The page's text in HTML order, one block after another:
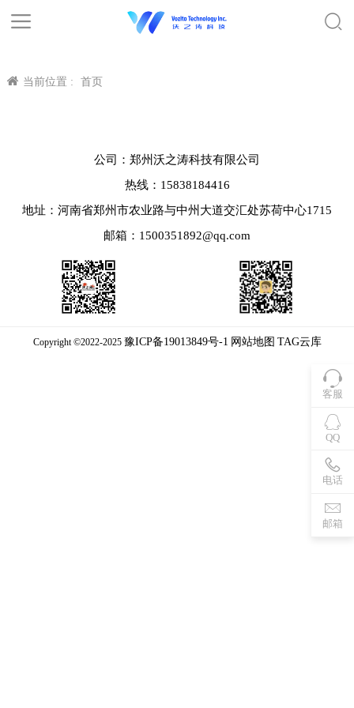
当前位置 : 首页
客服
QQ
电话
邮箱
公司：郑州沃之涛科技有限公司
热线：15838184416
地址：河南省郑州市农业路与中州大道交汇处苏荷中心1715
邮箱：1500351892@qq.com
Copyright ©2022-2025 豫ICP备19013849号-1 网站地图 TAG云库